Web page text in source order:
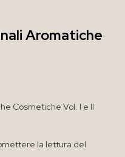
Aromatiche
Cosmetiche Vol. I e II
la lettura del